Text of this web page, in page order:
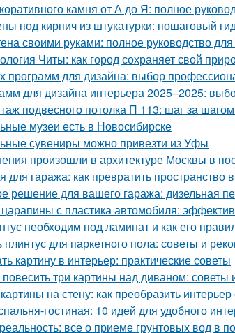
камня от А до Я: полное
под кирпич из штукатурки: пошаговый
своими руками: полное руководство
Читы: как город сохраняет свой
программ для дизайна: выбор
для дизайна интерьера 2025–2025:
подвесного потолка П 113: шаг за
музеи есть в Новосибирске
сувениры можно привезти из Уфы
произошли в архитектуре Москвы в
для гаража: как превратить
решение для вашего гаража: дизельная
царапины с пластика автомобиля:
необходим под ламинат и как его
плинтус для паркетного пола: советы и
картину в интерьер: практические советы
повесить три картины над диваном: советы
на стену: как преобразить
гостиная: 10 идей для удобного
все о приеме грунтовых вод в